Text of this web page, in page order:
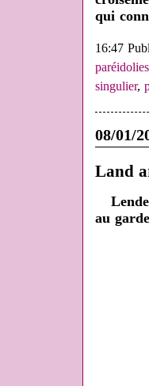
qui
16:47
paréidolies
singulier,
08/01/
Land
au